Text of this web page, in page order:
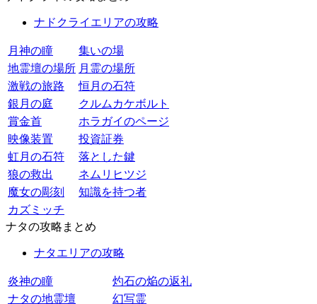
ナドクライエリアの攻略
月神の瞳
集いの場
地霊壇の場所 月霊の場所
激戦の旅路
恒月の石符
銀月の庭
クルムカケボルト
賞金首
ホラガイのページ
映像装置
投資証券
虹月の石符
落とした鍵
狼の救出
ネムリヒツジ
魔女の彫刻
知識を持つ者
カズミッチ
ナタの攻略まとめ
ナタエリアの攻略
炎神の瞳
灼石の焔の返礼
ナタの地霊壇
幻写霊